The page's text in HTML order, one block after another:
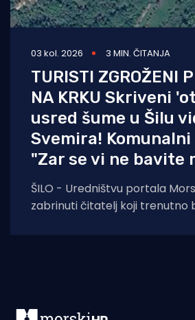
03 kol. 2026 3 MIN. ČITANJA
TURISTI ZGROŽENI
NA KRKU Skriveni
usred šume u Šilu
Svemira!
"Zar se vi ne bavite
ŠILO - Uredništvu portala
zabrinuti čitatelj koji trenutno